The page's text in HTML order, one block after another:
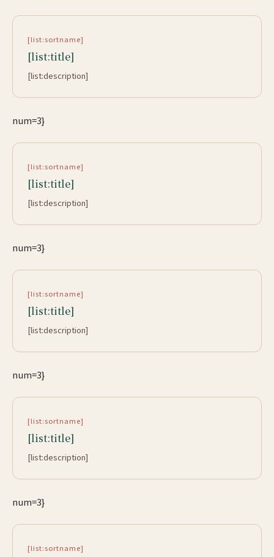
[list:sortname]
[list:title]
[list:description]
num=3}
[list:sortname]
[list:title]
[list:description]
num=3}
[list:sortname]
[list:title]
[list:description]
num=3}
[list:sortname]
[list:title]
[list:description]
num=3}
[list:sortname]